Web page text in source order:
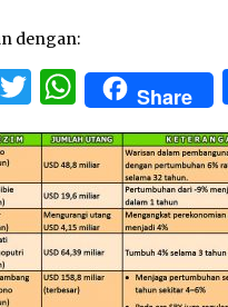
dengan:
TwitterShare